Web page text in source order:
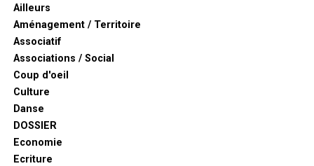
Ailleurs
Aménagement / Territoire
Associatif
Associations / Social
Coup d'oeil
Culture
Danse
DOSSIER
Economie
Ecriture